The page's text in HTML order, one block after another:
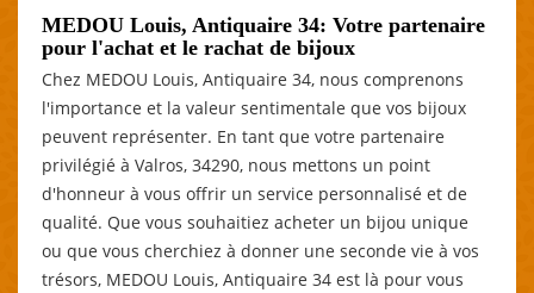
MEDOU Louis, Antiquaire 34: Votre partenaire
pour l'achat et le rachat de bijoux
Chez MEDOU Louis, Antiquaire 34, nous comprenons
l'importance et la valeur sentimentale que vos bijoux
peuvent représenter. En tant que votre partenaire
privilégié à Valros, 34290, nous mettons un point
d'honneur à vous offrir un service personnalisé et de
qualité. Que vous souhaitiez acheter un bijou unique
ou que vous cherchiez à donner une seconde vie à vos
trésors, MEDOU Louis, Antiquaire 34 est là pour vous